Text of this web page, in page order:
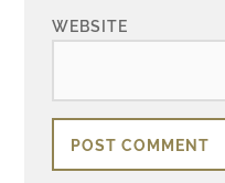
WEBSITE